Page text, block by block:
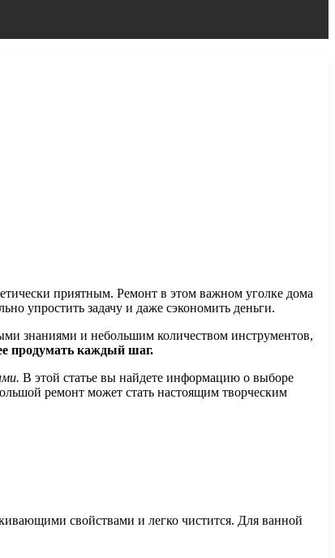
приятным. Ремонт в этом важном уголке дома
упростить задачу и даже сэкономить деньги.
знаниями и небольшим количеством инструментов,
продумать каждый шаг.
В этой статье вы найдете информацию о выборе
ремонт может стать настоящим творческим
свойствами и легко чистится. Для ванной